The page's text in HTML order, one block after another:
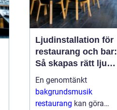
Ljudinstallation för
restaurang och bar:
Så skapas rätt ljud
för mat, dryck och
stämning
En genomtänkt
bakgrundsmusik
restaurang kan göra